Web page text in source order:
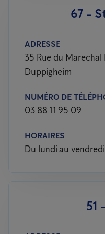
67 -
ADRESSE
35 Rue du Marechal
Duppigheim
NUMÉRO DE
03 88 11 95 09
HORAIRES
Du lundi au vendredi
51